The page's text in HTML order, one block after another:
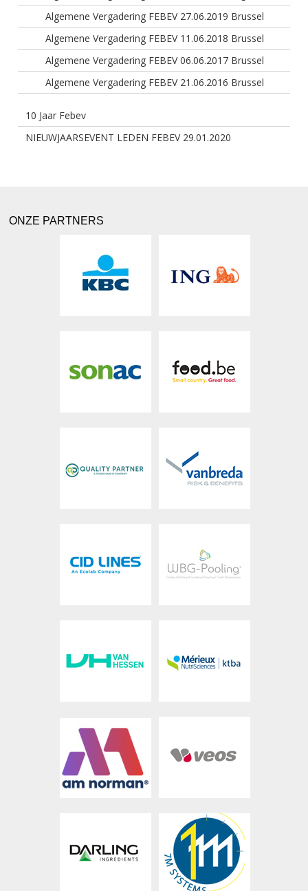
Algemene Vergadering FEBEV 27.06.2019 Brussel
Algemene Vergadering FEBEV 11.06.2018 Brussel
Algemene Vergadering FEBEV 06.06.2017 Brussel
Algemene Vergadering FEBEV 21.06.2016 Brussel
10 Jaar Febev
NIEUWJAARSEVENT LEDEN FEBEV 29.01.2020
ONZE PARTNERS